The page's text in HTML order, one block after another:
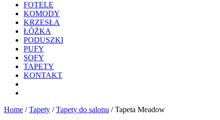
FOTELE
KOMODY
KRZESŁA
ŁÓŻKA
PODUSZKI
PUFY
SOFY
TAPETY
KONTAKT
Home /Tapety /Tapety do salonu / Tapeta Meadow